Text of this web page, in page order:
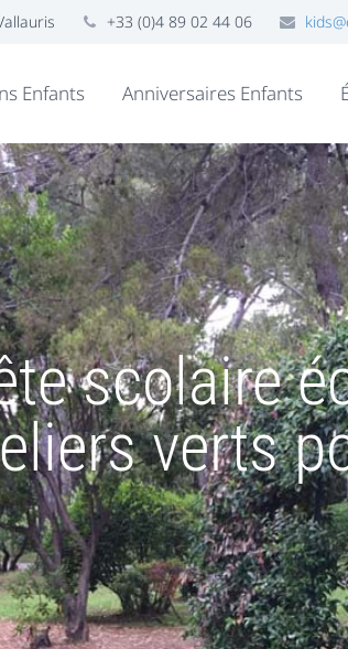
+33 (0)4 89 02 44 06
Enfants Anniversaires Enfants
scolaire
verts